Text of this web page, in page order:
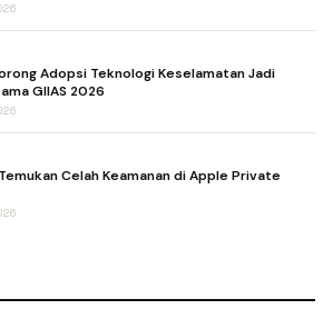
Adopsi Teknologi Keselamatan Jadi
GIIAS 2026
Celah Keamanan di Apple Private